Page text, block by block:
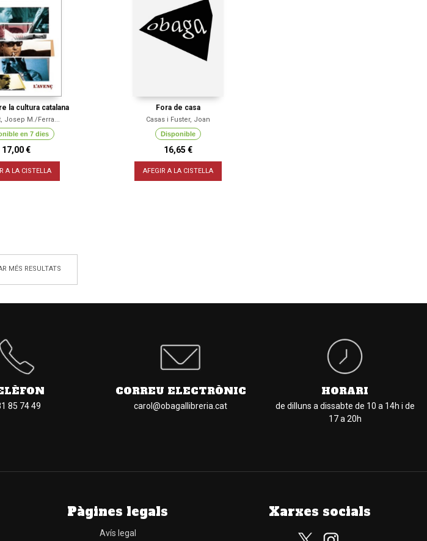
la cultura catalana
Josep M./Ferra...
en 7 dies
17,00 €
A LA CISTELLA
Fora de casa
Casas i Fuster, Joan
Disponible
16,65 €
AFEGIR A LA CISTELLA
MÉS RESULTATS
85 74 49
CORREU ELECTRÒNIC
carol@obagallibreria.cat
HORARI
de dilluns a dissabte de 10 a 14h i de
17 a 20h
Pàgines legals
Avís legal
Xarxes socials